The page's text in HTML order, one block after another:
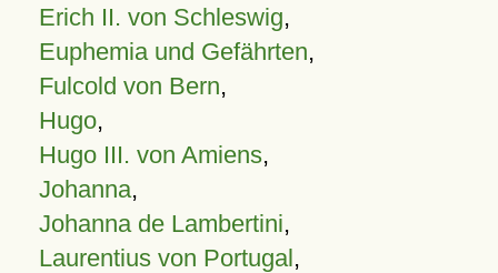
Erich II. von Schleswig,
Euphemia und Gefährten,
Fulcold von Bern,
Hugo,
Hugo III. von Amiens,
Johanna,
Johanna de Lambertini,
Laurentius von Portugal,